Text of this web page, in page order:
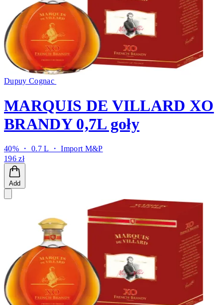
Dupuy Cognac
MARQUIS DE VILLARD XO
BRANDY 0,7L goły
40% ・ 0.7 L ・Import M&P
196 zł
Add